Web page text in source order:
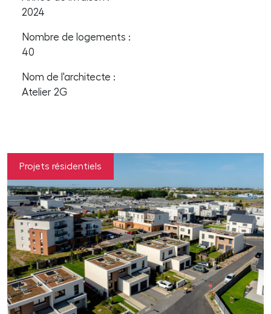
2024
Nombre de logements :
40
Nom de l'architecte :
Atelier 2G
Projets résidentiels